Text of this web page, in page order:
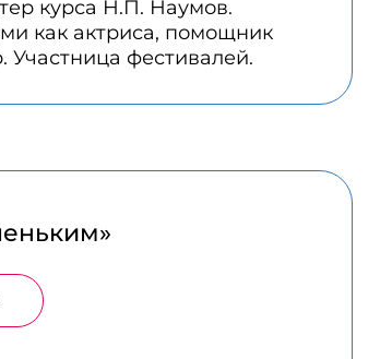
курса Н.П. Наумов.
как актриса, помощник
фестивалей.